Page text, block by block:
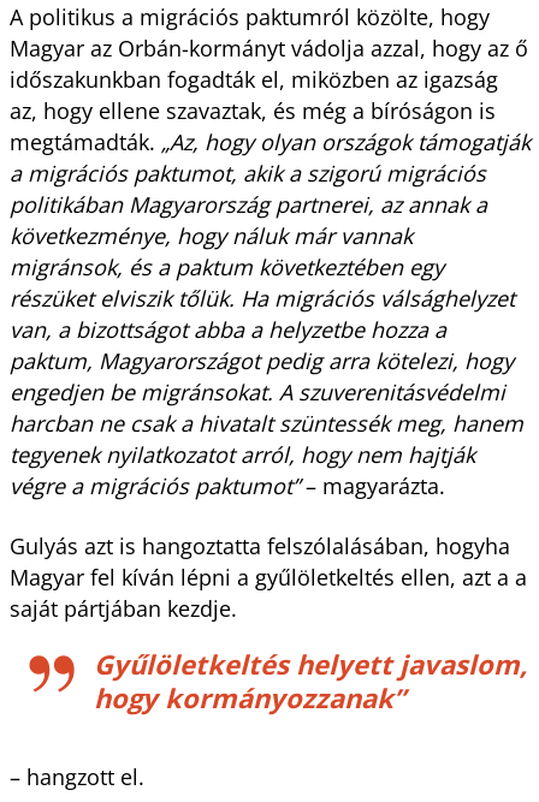
A politikus a migrációs paktumról közölte, hogy
Magyar az Orbán-kormányt vádolja azzal, hogy az ő
időszakunkban fogadták el, miközben az igazság
az, hogy ellene szavaztak, és még a bíróságon is
megtámadták. „Az, hogy olyan országok támogatják
a migrációs paktumot, akik a szigorú migrációs
politikában Magyarország partnerei, az annak a
következménye, hogy náluk már vannak
migránsok, és a paktum következtében egy
részüket elviszik tőlük. Ha migrációs válsághelyzet
van, a bizottságot abba a helyzetbe hozza a
paktum, Magyarországot pedig arra kötelezi, hogy
engedjen be migránsokat. A szuverenitásvédelmi
harcban ne csak a hivatalt szüntessék meg, hanem
tegyenek nyilatkozatot arról, hogy nem hajtják
végre a migrációs paktumot”– magyarázta.
Gulyás azt is hangoztatta felszólalásában, hogyha
Magyar fel kíván lépni a gyűlöletkeltés ellen, azt a a
saját pártjában kezdje.
Gyűlöletkeltés helyett javaslom,
hogy kormányozzanak”
– hangzott el.